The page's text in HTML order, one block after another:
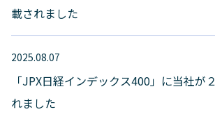
載されました
2025.08.07
「JPX日経インデックス400」に当社が
れました